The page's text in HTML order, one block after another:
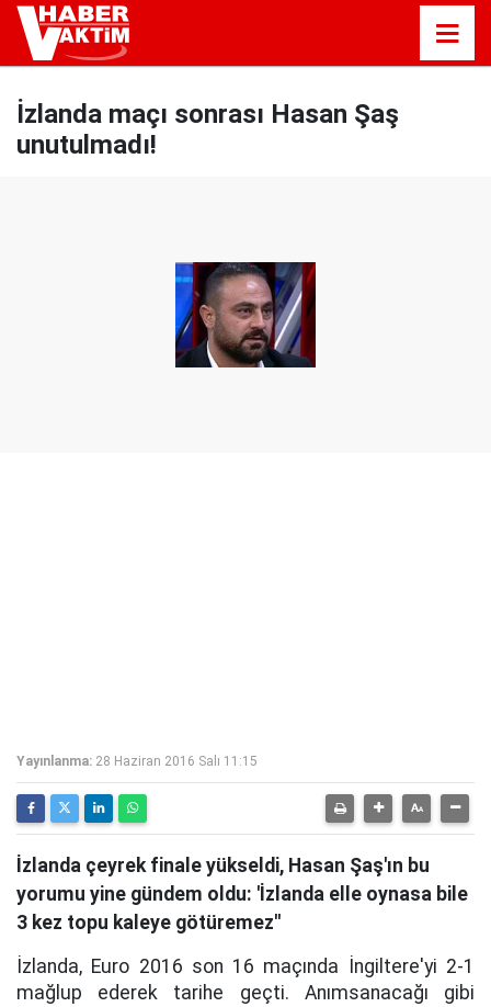
İzlanda maçı sonrası Hasan Şaş
unutulmadı!
Yayınlanma: 28 Haziran 2016 Salı 11:15
İzlanda çeyrek finale yükseldi, Hasan Şaş'ın bu
yorumu yine gündem oldu: 'İzlanda elle oynasa bile
3 kez topu kaleye götüremez''
İzlanda, Euro 2016 son 16 maçında İngiltere'yi 2-1
mağlup ederek tarihe geçti. Anımsanacağı gibi